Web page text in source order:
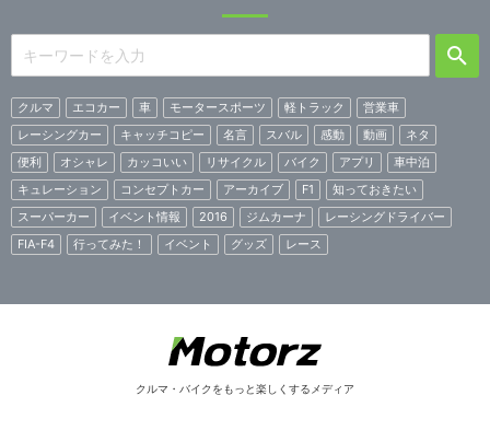
クルマ エコカー 車 モータースポーツ 軽トラック
営業車
レーシングカー
キャッチコピー 名言 スバル 感動 動画
ネタ
便利
オシャレ カッコいい リサイクル バイク アプリ
車中泊
キュレーション
コンセプトカー アーカイブ F1
知っておきたい
スーパーカー
イベント情報 2016 ジムカーナ
レーシングドライバー
FIA-F4
行ってみた！ イベント グッズ レース
クルマ・バイクをもっと楽しくするメディア